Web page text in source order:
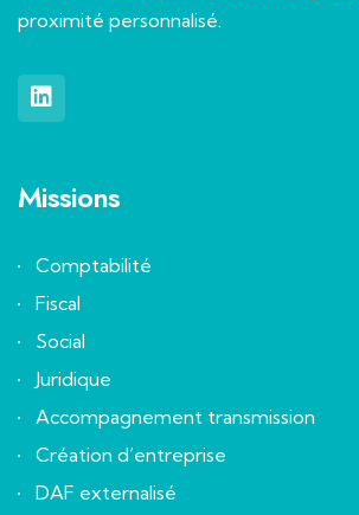
proximité personnalisé.
Missions
Comptabilité
Fiscal
Social
Juridique
Accompagnement transmission
Création d’entreprise
DAF externalisé